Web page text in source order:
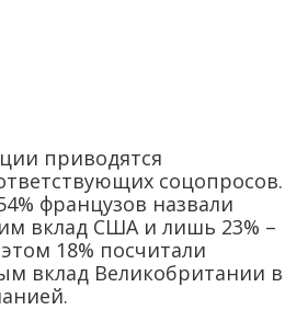
приводятся
соцопросов.
французов назвали
вклад США и лишь 23% –
18% посчитали
вклад Великобритании в